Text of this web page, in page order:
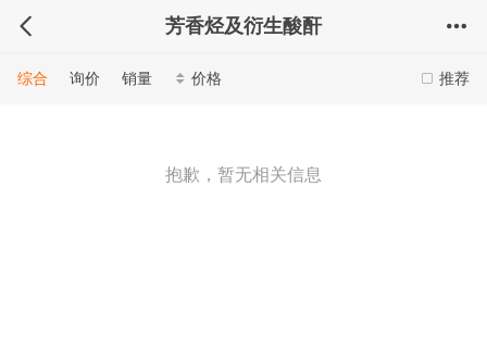
芳香烃及衍生酸酐
推荐
综合 询价 销量 价格
抱歉，暂无相关信息